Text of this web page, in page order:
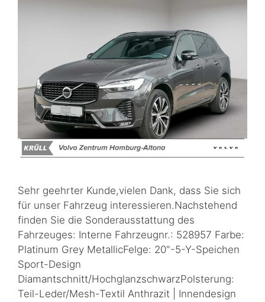
Sehr geehrter Kunde,vielen Dank, dass Sie sich
für unser Fahrzeug interessieren.Nachstehend
finden Sie die Sonderausstattung des
Fahrzeuges: Interne Fahrzeugnr.: 528957 Farbe:
Platinum Grey MetallicFelge: 20"-5-Y-Speichen
Sport-Design
Diamantschnitt/HochglanzschwarzPolsterung:
Teil-Leder/Mesh-Textil Anthrazit | Innendesign